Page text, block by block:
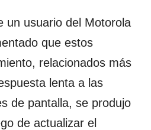
un usuario del Motorola
que estos
relacionados más
lenta a las
de pantalla, se produjo
de actualizar el